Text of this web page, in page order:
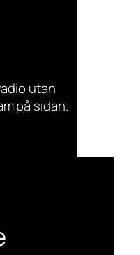
utan
på sidan.